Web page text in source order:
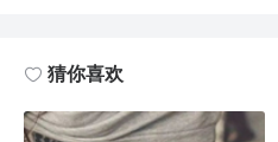
猜你喜欢